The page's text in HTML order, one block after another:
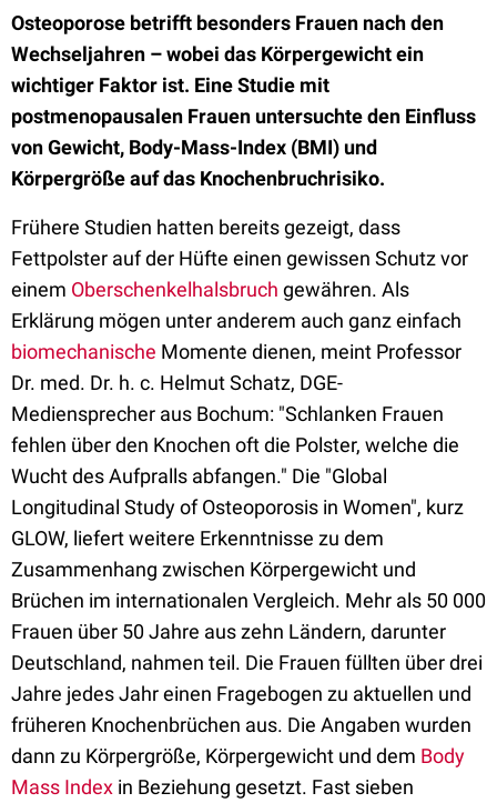
Osteoporose betrifft besonders Frauen nach den
Wechseljahren – wobei das Körpergewicht ein
wichtiger Faktor ist. Eine Studie mit
postmenopausalen Frauen untersuchte den Einfluss
von Gewicht, Body-Mass-Index (BMI) und
Körpergröße auf das Knochenbruchrisiko.
Frühere Studien hatten bereits gezeigt, dass
Fettpolster auf der Hüfte einen gewissen Schutz vor
einem Oberschenkelhalsbruch gewähren. Als
Erklärung mögen unter anderem auch ganz einfach
biomechanische Momente dienen, meint Professor
Dr. med. Dr. h. c. Helmut Schatz, DGE-
Mediensprecher aus Bochum: "Schlanken Frauen
fehlen über den Knochen oft die Polster, welche die
Wucht des Aufpralls abfangen." Die "Global
Longitudinal Study of Osteoporosis in Women", kurz
GLOW, liefert weitere Erkenntnisse zu dem
Zusammenhang zwischen Körpergewicht und
Brüchen im internationalen Vergleich. Mehr als 50 000
Frauen über 50 Jahre aus zehn Ländern, darunter
Deutschland, nahmen teil. Die Frauen füllten über drei
Jahre jedes Jahr einen Fragebogen zu aktuellen und
früheren Knochenbrüchen aus. Die Angaben wurden
dann zu Körpergröße, Körpergewicht und dem Body
Mass Index in Beziehung gesetzt. Fast sieben